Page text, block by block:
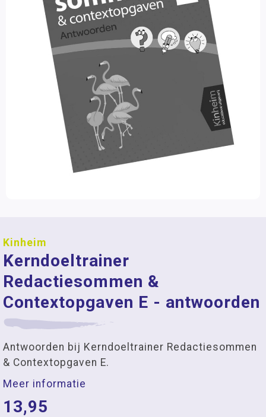
Kinheim
Kerndoeltrainer
Redactiesommen &
Contextopgaven E - antwoorden
Antwoorden bij Kerndoeltrainer Redactiesommen
& Contextopgaven E.
Meer informatie
13,95